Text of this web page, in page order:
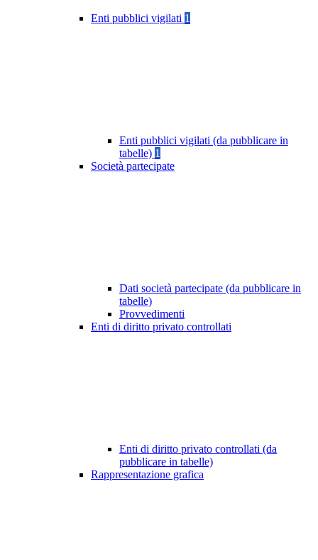
Enti pubblici vigilati 1
Enti pubblici vigilati (da pubblicare in
tabelle) 1
Società partecipate
Dati società partecipate (da pubblicare in
tabelle)
Provvedimenti
Enti di diritto privato controllati
Enti di diritto privato controllati (da
pubblicare in tabelle)
Rappresentazione grafica